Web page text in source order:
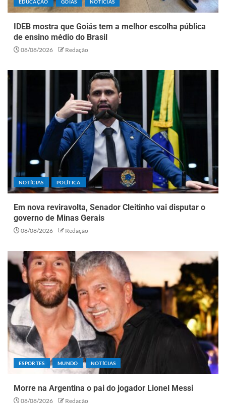
EDUCAÇÃO GOIÁS NOTÍCIAS
IDEB mostra que Goiás tem a melhor escolha pública
de ensino médio do Brasil
08/08/2026 Redação
NOTÍCIAS POLÍTICA
Em nova reviravolta, Senador Cleitinho vai disputar o
governo de Minas Gerais
08/08/2026 Redação
ESPORTES MUNDO NOTÍCIAS
Morre na Argentina o pai do jogador Lionel Messi
08/08/2026 Redação